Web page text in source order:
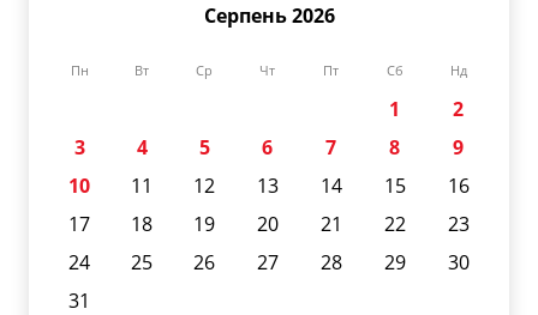
Серпень 2026
Пн Вт Ср Чт Пт Сб Нд
1
2
3
4 5 6 7 8
9
10
11 12 13 14 15
16
17
18 19 20 21 22
23
24
25 26 27 28 29
30
31